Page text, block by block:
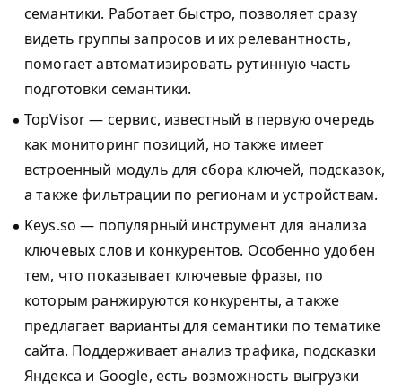
семантики. Работает быстро, позволяет сразу
видеть группы запросов и их релевантность,
помогает автоматизировать рутинную часть
подготовки семантики.
TopVisor — сервис, известный в первую очередь
как мониторинг позиций, но также имеет
встроенный модуль для сбора ключей, подсказок,
а также фильтрации по регионам и устройствам.
Keys.so — популярный инструмент для анализа
ключевых слов и конкурентов. Особенно удобен
тем, что показывает ключевые фразы, по
которым ранжируются конкуренты, а также
предлагает варианты для семантики по тематике
сайта. Поддерживает анализ трафика, подсказки
Яндекса и Google, есть возможность выгрузки